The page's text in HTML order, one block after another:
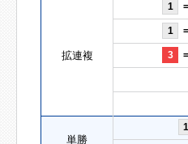
拡連複
1 =
1 =
3 =
単勝
1